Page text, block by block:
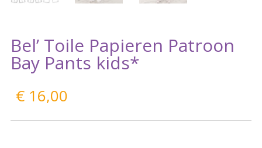
Bel’ Toile Papieren Patroon
Bay Pants kids*
€16,00